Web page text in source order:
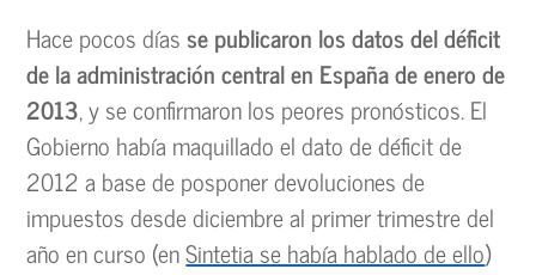
Hace pocos díasse publicaron los datos del déficit
de la administración central en España de enero de
2013, y se confirmaron los peores pronósticos. El
Gobierno había maquillado el dato de déficit de
2012 a base de posponer devoluciones de
impuestos desde diciembre al primer trimestre del
año en curso (enSintetia se había hablado de ello)